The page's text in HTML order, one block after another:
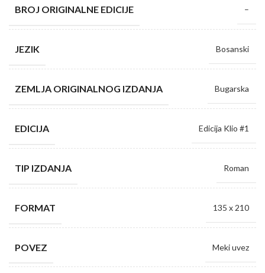
BROJ ORIGINALNE EDICIJE –
JEZIK Bosanski
ZEMLJA ORIGINALNOG IZDANJA Bugarska
EDICIJA Edicija Klio #1
TIP IZDANJA Roman
FORMAT 135 x 210
POVEZ Meki uvez